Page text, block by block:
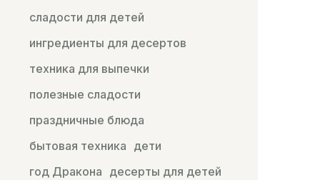
сладости для детей
ингредиенты для десертов
техника для выпечки
полезные сладости
праздничные блюда
бытовая техника дети
год Дракона десерты для детей